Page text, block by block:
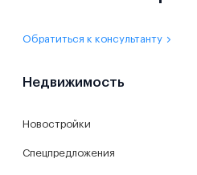
Обратиться к консультанту
Недвижимость
Новостройки
Спецпредложения